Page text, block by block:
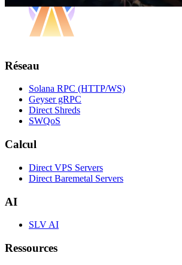
Réseau
Solana RPC (HTTP/WS)
Geyser gRPC
Direct Shreds
SWQoS
Calcul
Direct VPS Servers
Direct Baremetal Servers
AI
SLV AI
Ressources